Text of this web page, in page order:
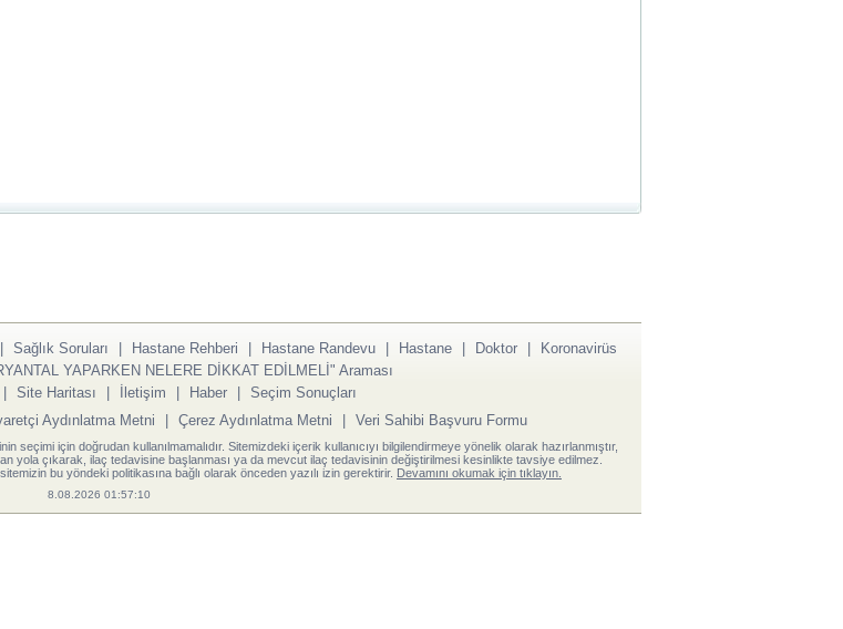
Sağlık Soruları Hastane Rehberi Hastane Randevu Hastane Doktor
Koronavirüs
YAPARKEN NELERE DİKKAT EDİLMELİ" Araması
Site Haritası İletişim Haber
Seçim Sonuçları
Aydınlatma Metni Çerez Aydınlatma Metni Veri Sahibi Başvuru Formu
için doğrudan kullanılmamalıdır. Sitemizdeki içerik kullanıcıyı bilgilendirmeye yönelik olarak hazırlanmıştır,
yola çıkarak, ilaç tedavisine başlanması ya da mevcut ilaç tedavisinin değiştirilmesi kesinlikte tavsiye edilmez.
bu yöndeki politikasına bağlı olarak önceden yazılı izin gerektirir. Devamını okumak için tıklayın.
8.08.2026 01:57:10